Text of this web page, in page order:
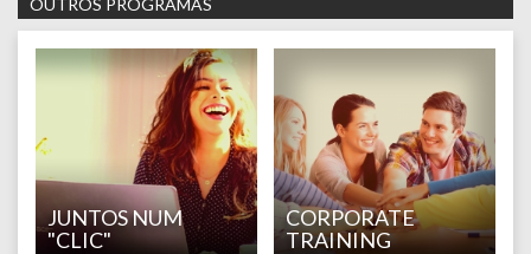
JUNTOS NUM
"CLIC"
CORPORATE
TRAINING